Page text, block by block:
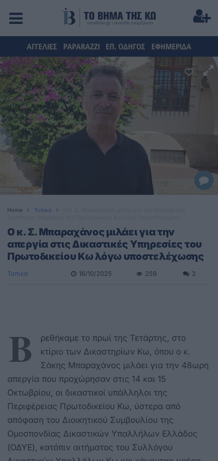
ΑΓΓΕΛΙΕΣ PAPARAZZI ΕΠ. ΟΔΗΓΟΣ ΕΦΗΜΕΡΙΔΑ
Home Τοπικά
Ο κ. Σ. Μπαραχάνος μιλάει για την
απεργία στις Δικαστικές Υπηρεσίες τoυ
Πρωτοδικείου Κω λόγω υποστελέχωσης
Τοπικά 16/10/2025 259 3
Β
ρεθήκαμε το πρωί της Τετάρτης, στο
κτίριο των Δικαστηρίων Κω, όπου ο κ.
Σάκης Μπαραχάνος μιλάει για την 48ωρη
απεργία που προχώρησαν στις 14 και 15
Οκτωβρίου, οι δικαστικοί υπάλληλοι της
Περιφέρειας Πρωτοδικείου Κω, ύστερα από
απόφαση του Διοικητικού Συμβουλίου της
Ομοσπονδίας Δικαστικών Υπαλλήλων Ελλάδος
(ΟΔΥΕ), κατόπιν αιτήματος του Συλλόγου